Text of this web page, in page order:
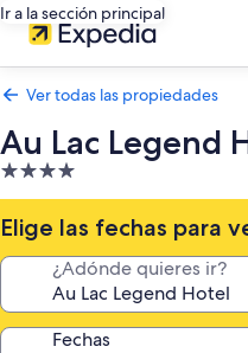
Ir a la sección principal
Ver todas las propiedades
Au Lac Legend
Propiedad
de
4.0
estrellas
Elige las fechas para
¿Adónde quieres ir?
Fechas